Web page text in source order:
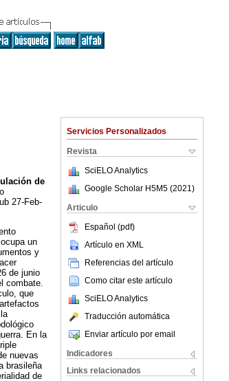
Servicios Personalizados
Revista
SciELO Analytics
Google Scholar H5M5 (2021 )
Articulo
Español (pdf)
Artículo en XML
Referencias del artículo
Como citar este artículo
SciELO Analytics
Traducción automática
Enviar artículo por email
Indicadores
Links relacionados
de
27-Feb-
un
y
de junio
combate.
que
En la
nuevas
brasileña
de